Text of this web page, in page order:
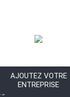
AJOUTEZ VOTRE
ENTREPRISE